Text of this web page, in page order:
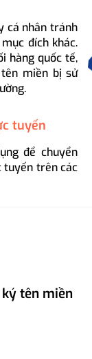
cá nhân tránh
đích khác.
hàng quốc tế,
miền bị sử
tuyến
để chuyển
tuyến trên các
ký tên miền